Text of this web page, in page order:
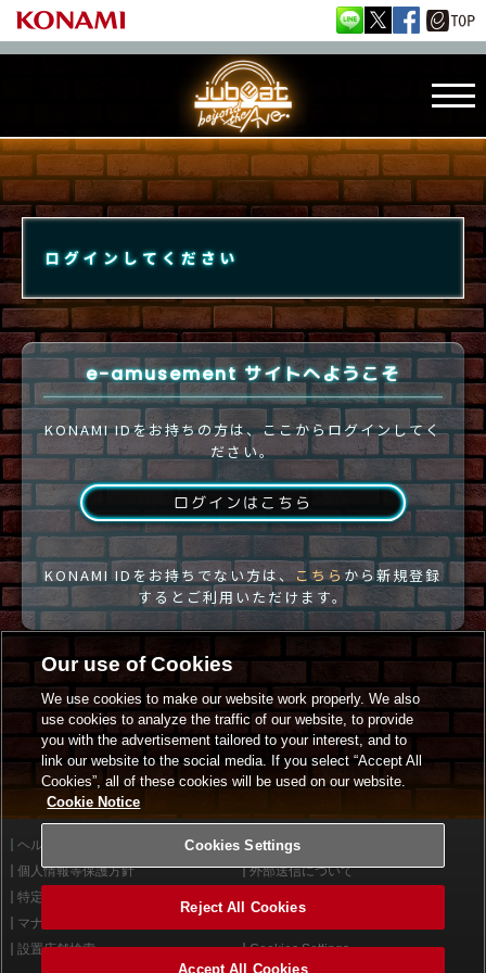
ログインしてください
e-amusement サイトへようこそ
KONAMI IDをお持ちの方は、ここからログインしてく
ださい。
ログインはこちら
KONAMI IDをお持ちでない方は、 こちらから新規登録
するとご利用いただけます。
ヘルプ
利用規約
個人情報等保護方針
外部送信について
特定商取引法に基づく表示
マナー＆ルール
設置店舗検索
Cookies Settings
Our use of Cookies
We use cookies to make our website work properly. We also
use cookies to analyze the traffic of our website, to provide
you with the advertisement tailored to your interest, and to
link our website to the social media. If you select “Accept All
Cookies”, all of these cookies will be used on our website.
Cookie Notice
Cookies Settings
Reject All Cookies
Accept All Cookies